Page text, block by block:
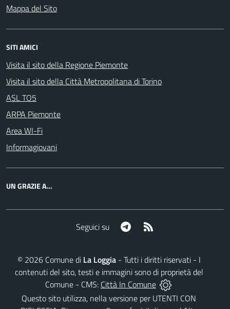
Mappa del Sito
SITI AMICI
Visita il sito della Regione Piemonte
Visita il sito della Città Metropolitana di Torino
ASL TO5
ARPA Piemonte
Area WI-Fi
Informagiovani
UN GRAZIE A...
Seguici su Telegram
© 2026Comune di La Loggia- Tutti i diritti riservati - I
contenuti del sito, testi e immagini sono di proprietà del
Comune - CMS: Città In Comune
Questo sito utilizza, nella versione per UTENTI CON